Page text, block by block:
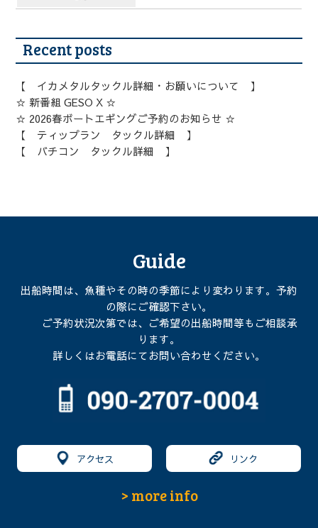
Recent posts
【 イカメタルタックル詳細・お願いについて 】
☆ 新番組 GESO X ☆
☆ 2026春ボートエギングご予約のお知らせ ☆
【 ティップラン タックル詳細 】
【 バチコン タックル詳細 】
Guide
出船時間は、魚種やその時の季節により変わります。予約
の際にご確認下さい。
ご予約状況次第では、ご希望の出船時間等もご相談承
ります。
詳しくはお電話にてお問い合わせください。
アクセス リンク
> more info